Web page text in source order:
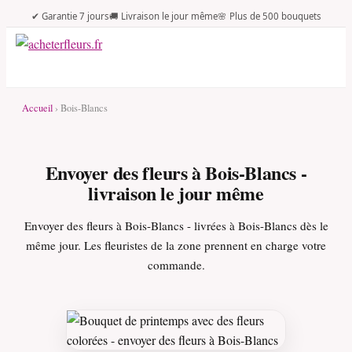
✔ Garantie 7 jours🚚 Livraison le jour même🌸 Plus de 500 bouquets
Accueil › Bois-Blancs
Envoyer des fleurs à Bois-Blancs -
livraison le jour même
Envoyer des fleurs à Bois-Blancs - livrées à Bois-Blancs dès le
même jour. Les fleuristes de la zone prennent en charge votre
commande.